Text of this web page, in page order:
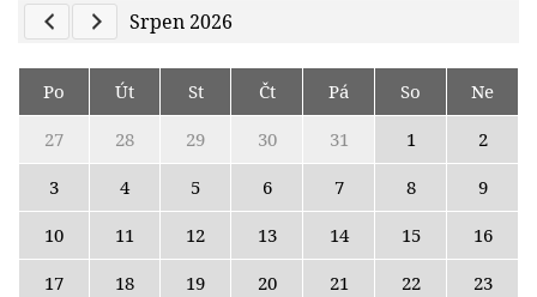
Previous Calendar
Next Calendar
Srpen 2026
Po Út St Čt Pá So
Ne
27
28 29 30 31 1
2
3
4 5 6 7 8
9
10
11 12 13 14 15
16
17
18 19 20 21 22
23